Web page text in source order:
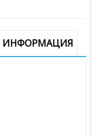
ИНФОРМАЦИЯ